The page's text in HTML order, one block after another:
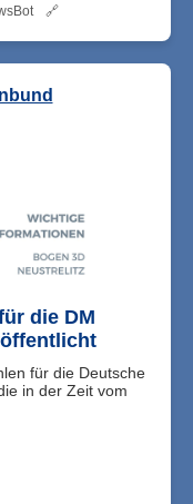
🔗
die DM
für die Deutsche
in der Zeit vom